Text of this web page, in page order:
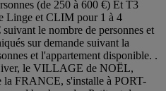
(de 250 à 600 €) Et T3
Linge et CLIM pour 1 à 4
le nombre de personnes et
sur demande suivant la
et l'appartement disponible. .
le VILLAGE de NOËL,
FRANCE, s'installe à PORT-